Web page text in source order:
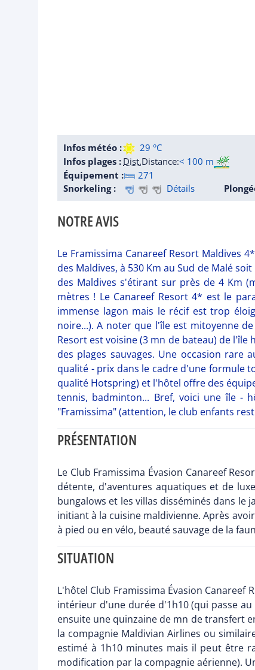
Infos météo : 29 °C
Infos plages : Dist.Distance:< 100 m
Équipement :
271
Snorkeling :
Détails
NOTRE AVIS
Le Framissima Canareef Resort Maldives
des Maldives, à 530 Km au Sud de Malé
des Maldives s'étirant sur près de 4 Km
mètres ! Le Canareef Resort 4* est le
immense lagon mais le récif est trop
noire...). A noter que l'île est mitoyenne
Resort est voisine (3 mn de bateau) de
des plages sauvages. Une occasion
qualité - prix dans le cadre d'une formule
qualité Hotspring) et l'hôtel offre des
tennis, badminton... Bref, voici une île -
"Framissima" (attention, le club enfants
PRÉSENTATION
Le Club Framissima Évasion Canareef
détente, d'aventures aquatiques et de
bungalows et les villas disséminés dans
initiant à la cuisine maldivienne. Après
à pied ou en vélo, beauté sauvage de la
SITUATION
L'hôtel Club Framissima Évasion
intérieur d'une durée d'1h10 (qui passe
ensuite une quinzaine de mn de transfert
la compagnie Maldivian Airlines ou
estimé à 1h10 minutes mais il peut être
modification par la compagnie aérienne).